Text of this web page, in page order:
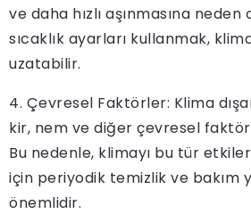
ve daha hızlı aşınmasına
sıcaklık ayarları kullanmak,
uzatabilir.
4. Çevresel Faktörler: Klima
kir, nem ve diğer çevresel
Bu nedenle, klimayı bu tür
için periyodik temizlik ve bakım
önemlidir.